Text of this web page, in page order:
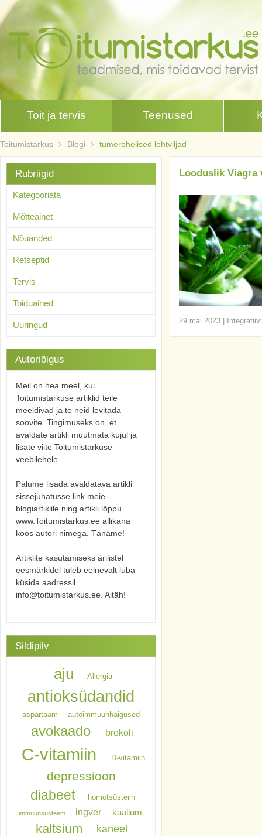
Toit ja tervis Teenused
Toitumistarkus Blogi tumerohelised lehtviljad
Looduslik Viagra
29 mai 2023
Rubriigid
Kategooriata
Mõtteainet
Nõuanded
Retseptid
Tervis
Toiduained
Uuringud
Autoriõigus
Meil on hea meel, kui
Toitumistarkuse artiklid teile
meeldivad ja te neid levitada
soovite. Tingimuseks on, et
avaldate artikli muutmata kujul ja
lisate viite Toitumistarkuse
veebilehele.
Palume lisada avaldatava artikli
sissejuhatusse link meie
blogiartiklile ning artikli lõppu
www.Toitumistarkus.ee allikana
koos autori nimega. Täname!
Artiklite kasutamiseks ärilistel
eesmärkidel tuleb eelnevalt luba
küsida aadressil
info@toitumistarkus.ee. Aitäh!
Sildipilv
aju Allergia
antioksüdandid
aspartaam autoimmuunhaigused
avokaado brokoli
C-vitamiin D-vitamiin
depressioon
diabeet homotsüsteiin
immuunsüsteem ingver kaalium
kaltsium kaneel